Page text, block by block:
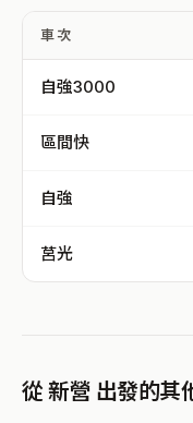
車次
自強3000
區間快
自強
莒光
從 新營 出發的其